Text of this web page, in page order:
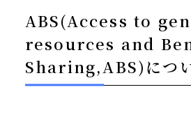
ABS(Access to
resources and
Sharing,ABS)につ